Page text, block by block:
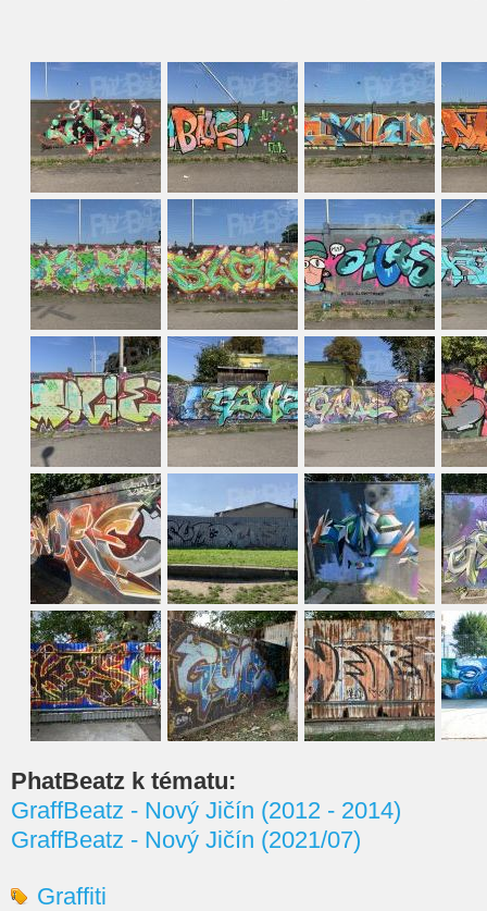
PhatBeatz k tématu:
GraffBeatz - Nový Jičín (2012 - 2014)
GraffBeatz - Nový Jičín (2021/07)
Graffiti